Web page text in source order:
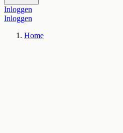
Inloggen
Inloggen
Home